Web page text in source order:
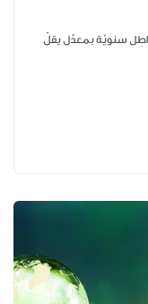
سنويّة بمعدَّل يقلّ